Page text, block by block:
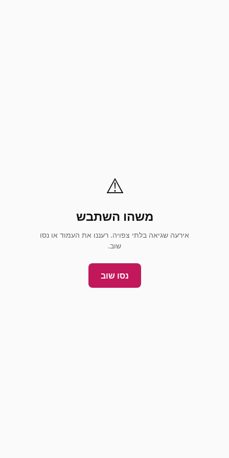
⚠️
משהו השתבש
אירעה שגיאה בלתי צפויה. רעננו את העמוד או נסו
שוב.
נסו שוב